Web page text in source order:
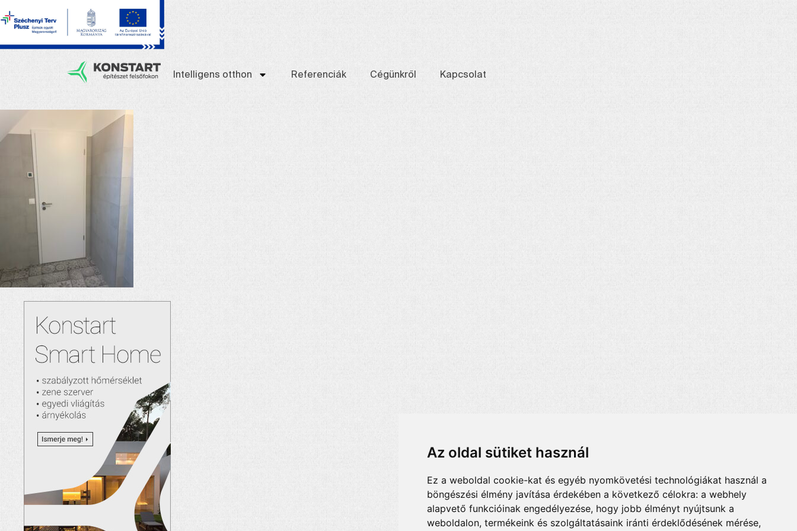
Az oldal sütiket használ
Ez a weboldal cookie-kat és egyéb nyomkövetési technológiákat használ a
böngészési élmény javítása érdekében a következő célokra: a webhely
alapvető funkcióinak engedélyezése, hogy jobb élményt nyújtsunk a
weboldalon, termékeink és szolgáltatásaink iránti érdeklődésének mérése,
Intelligens otthon Referenciák Cégünkről Kapcsolat